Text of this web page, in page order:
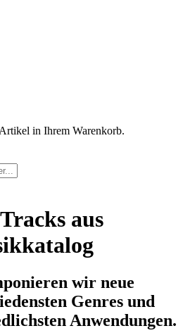
in Ihrem Warenkorb.
aus
wir neue
Genres und
Anwendungen.